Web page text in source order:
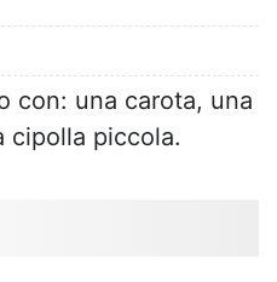
con: una carota, una
cipolla piccola.